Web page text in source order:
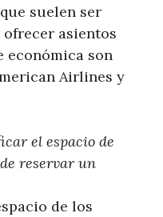
suelen ser
asientos
económica son
Airlines y
el espacio de
reservar un
de los